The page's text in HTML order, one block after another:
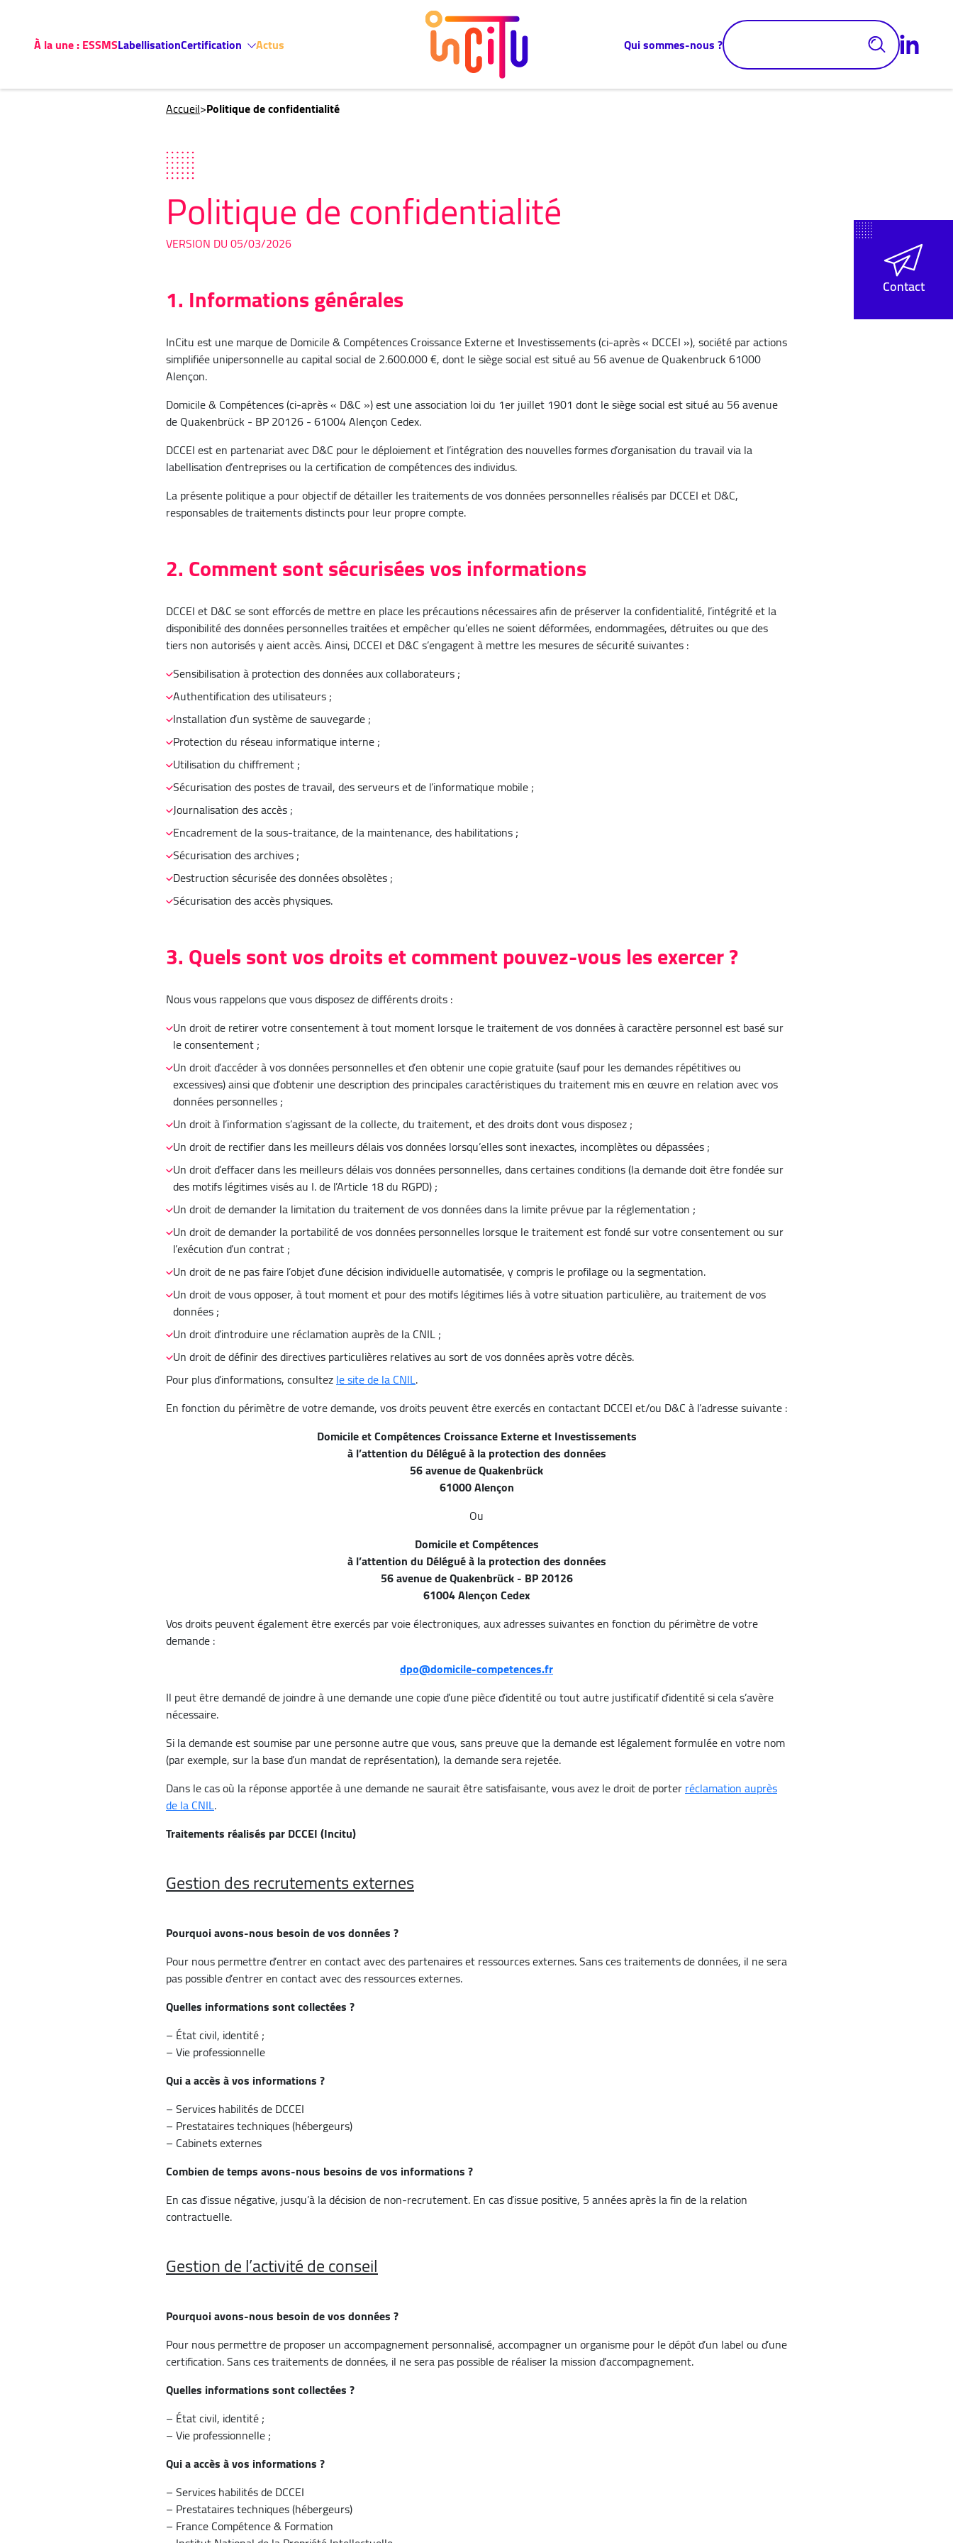
À la une : ESSMSLabellisationCertification Actus Qui sommes-nous ?
Contact
Accueil>Politique de confidentialité
Politique de confidentialité
VERSION DU 05/03/2026
1. Informations générales
InCitu est une marque de Domicile & Compétences Croissance Externe et Investissements (ci-après « DCCEI »), société par actions
simplifiée unipersonnelle au capital social de 2.600.000 €, dont le siège social est situé au 56 avenue de Quakenbruck 61000
Alençon.
Domicile & Compétences (ci-après « D&C ») est une association loi du 1er juillet 1901 dont le siège social est situé au 56 avenue
de Quakenbrück - BP 20126 - 61004 Alençon Cedex.
DCCEI est en partenariat avec D&C pour le déploiement et l’intégration des nouvelles formes d’organisation du travail via la
labellisation d’entreprises ou la certification de compétences des individus.
La présente politique a pour objectif de détailler les traitements de vos données personnelles réalisés par DCCEI et D&C,
responsables de traitements distincts pour leur propre compte.
2. Comment sont sécurisées vos informations
DCCEI et D&C se sont efforcés de mettre en place les précautions nécessaires afin de préserver la confidentialité, l’intégrité et la
disponibilité des données personnelles traitées et empêcher qu’elles ne soient déformées, endommagées, détruites ou que des
tiers non autorisés y aient accès. Ainsi, DCCEI et D&C s’engagent à mettre les mesures de sécurité suivantes :
Sensibilisation à protection des données aux collaborateurs ;
Authentification des utilisateurs ;
Installation d’un système de sauvegarde ;
Protection du réseau informatique interne ;
Utilisation du chiffrement ;
Sécurisation des postes de travail, des serveurs et de l’informatique mobile ;
Journalisation des accès ;
Encadrement de la sous-traitance, de la maintenance, des habilitations ;
Sécurisation des archives ;
Destruction sécurisée des données obsolètes ;
Sécurisation des accès physiques.
3. Quels sont vos droits et comment pouvez-vous les exercer ?
Nous vous rappelons que vous disposez de différents droits :
Un droit de retirer votre consentement à tout moment lorsque le traitement de vos données à caractère personnel est basé sur
le consentement ;
Un droit d’accéder à vos données personnelles et d’en obtenir une copie gratuite (sauf pour les demandes répétitives ou
excessives) ainsi que d’obtenir une description des principales caractéristiques du traitement mis en œuvre en relation avec vos
données personnelles ;
Un droit à l’information s’agissant de la collecte, du traitement, et des droits dont vous disposez ;
Un droit de rectifier dans les meilleurs délais vos données lorsqu’elles sont inexactes, incomplètes ou dépassées ;
Un droit d’effacer dans les meilleurs délais vos données personnelles, dans certaines conditions (la demande doit être fondée sur
des motifs légitimes visés au I. de l’Article 18 du RGPD) ;
Un droit de demander la limitation du traitement de vos données dans la limite prévue par la réglementation ;
Un droit de demander la portabilité de vos données personnelles lorsque le traitement est fondé sur votre consentement ou sur
l’exécution d’un contrat ;
Un droit de ne pas faire l’objet d’une décision individuelle automatisée, y compris le profilage ou la segmentation.
Un droit de vous opposer, à tout moment et pour des motifs légitimes liés à votre situation particulière, au traitement de vos
données ;
Un droit d’introduire une réclamation auprès de la CNIL ;
Un droit de définir des directives particulières relatives au sort de vos données après votre décès.
Pour plus d’informations, consultezle site de la CNIL.
En fonction du périmètre de votre demande, vos droits peuvent être exercés en contactant DCCEI et/ou D&C à l’adresse suivante :
Domicile et Compétences Croissance Externe et Investissements
à l’attention du Délégué à la protection des données
56 avenue de Quakenbrück
61000 Alençon
Ou
Domicile et Compétences
à l’attention du Délégué à la protection des données
56 avenue de Quakenbrück - BP 20126
61004 Alençon Cedex
Vos droits peuvent également être exercés par voie électroniques, aux adresses suivantes en fonction du périmètre de votre
demande :
dpo@domicile-competences.fr
Il peut être demandé de joindre à une demande une copie d’une pièce d’identité ou tout autre justificatif d’identité si cela s’avère
nécessaire.
Si la demande est soumise par une personne autre que vous, sans preuve que la demande est légalement formulée en votre nom
(par exemple, sur la base d’un mandat de représentation), la demande sera rejetée.
Dans le cas où la réponse apportée à une demande ne saurait être satisfaisante, vous avez le droit de porterréclamation auprès
de la CNIL.
Traitements réalisés par DCCEI (Incitu)
Gestion des recrutements externes
Pourquoi avons-nous besoin de vos données ?
Pour nous permettre d’entrer en contact avec des partenaires et ressources externes. Sans ces traitements de données, il ne sera
pas possible d’entrer en contact avec des ressources externes.
Quelles informations sont collectées ?
– État civil, identité ;
– Vie professionnelle
Qui a accès à vos informations ?
– Services habilités de DCCEI
– Prestataires techniques (hébergeurs)
– Cabinets externes
Combien de temps avons-nous besoins de vos informations ?
En cas d’issue négative, jusqu’à la décision de non-recrutement. En cas d’issue positive, 5 années après la fin de la relation
contractuelle.
Gestion de l’activité de conseil
Pourquoi avons-nous besoin de vos données ?
Pour nous permettre de proposer un accompagnement personnalisé, accompagner un organisme pour le dépôt d’un label ou d’une
certification. Sans ces traitements de données, il ne sera pas possible de réaliser la mission d’accompagnement.
Quelles informations sont collectées ?
– État civil, identité ;
– Vie professionnelle ;
Qui a accès à vos informations ?
– Services habilités de DCCEI
– Prestataires techniques (hébergeurs)
– France Compétence & Formation